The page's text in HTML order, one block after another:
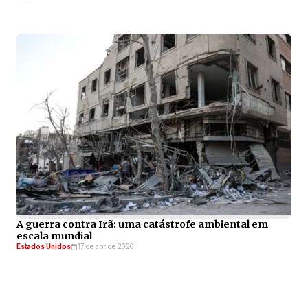
A guerra contra Irã: uma catástrofe ambiental em
escala mundial
Estados Unidos 17 de abr de 2026